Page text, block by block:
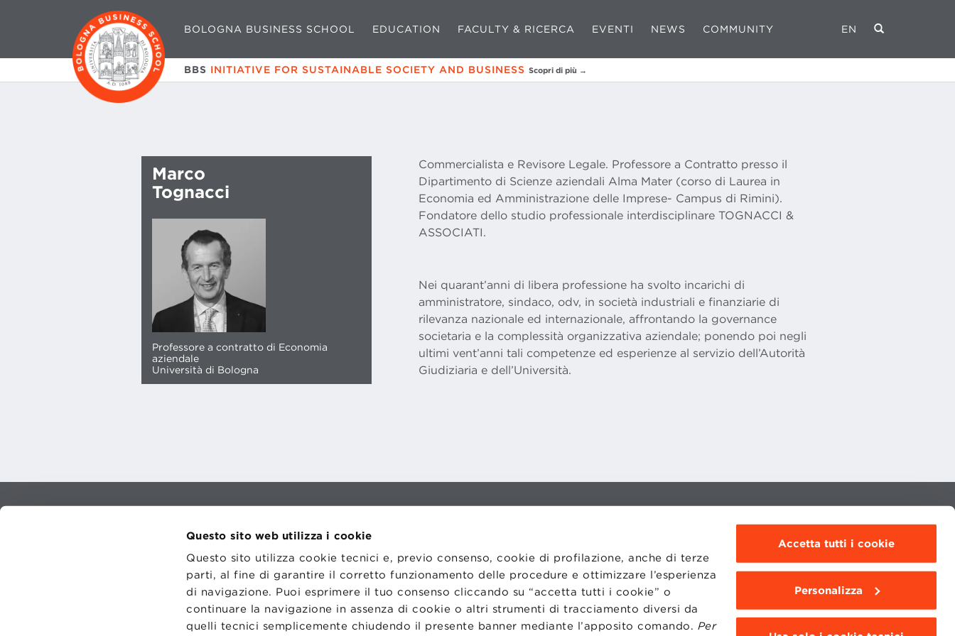
Questo sito web utilizza i cookie
Questo sito utilizza cookie tecnici e, previo consenso, cookie di profilazione, anche di terze
parti, al fine di garantire il corretto funzionamento delle procedure e ottimizzare l’esperienza
di navigazione. Puoi esprimere il tuo consenso cliccando su “accetta tutti i cookie” o
continuare la navigazione in assenza di cookie o altri strumenti di tracciamento diversi da
quelli tecnici semplicemente chiudendo il presente banner mediante l’apposito comando. Per
Accetta tutti i cookie
Personalizza
BOLOGNA BUSINESS SCHOOL EDUCATION FACULTY & RICERCA EVENTI NEWS COMMUNITY EN
BBS INITIATIVE FOR SUSTAINABLE SOCIETY AND BUSINESS Scopri di più →
Marco
Tognacci
Professore a contratto di Economia
aziendale
Università di Bologna
Commercialista e Revisore Legale. Professore a Contratto presso il
Dipartimento di Scienze aziendali Alma Mater (corso di Laurea in
Economia ed Amministrazione delle Imprese- Campus di Rimini).
Fondatore dello studio professionale interdisciplinare TOGNACCI &
ASSOCIATI.
Nei quarant’anni di libera professione ha svolto incarichi di
amministratore, sindaco, odv, in società industriali e finanziarie di
rilevanza nazionale ed internazionale, affrontando la governance
societaria e la complessità organizzativa aziendale; ponendo poi negli
ultimi vent’anni tali competenze ed esperienze al servizio dell’Autorità
Giudiziaria e dell’Università.
TRASPARENZA
PRIVACY
PREFERENZE COOKIE
WHISTLEBLOWING
BBS COMMUNITY PORTAL
PRESS